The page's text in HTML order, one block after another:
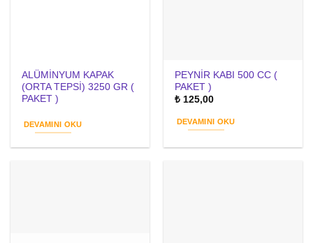
ALÜMİNYUM KAPAK
(ORTA TEPSİ) 3250 GR (
PAKET )
DEVAMINI OKU
PEYNİR KABI 500 CC (
PAKET )
₺ 125,00
DEVAMINI OKU